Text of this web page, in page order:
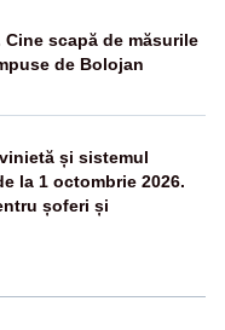
scapă de măsurile
de Bolojan
și sistemul
la 1 octombrie 2026.
șoferi și